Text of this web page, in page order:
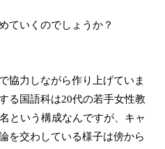
ていくのでしょうか？
協力しながら作り上げていま
る国語科は20代の若手女性教
という構成なんですが、キャ
を交わしている様子は傍から